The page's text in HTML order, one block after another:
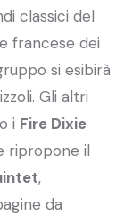
classici del
francese dei
si esibirà
Gli altri
i Fire Dixie
ripropone il
,
da